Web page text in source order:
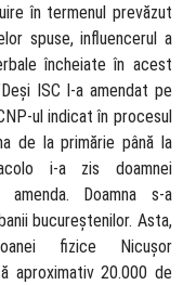
în termenul prevăzut
spuse, influencerul a
încheiate în acest
ISC l-a amendat pe
ul indicat în procesul
de la primărie până la
i-a zis doamnei
amenda. Doamna s-a
bucureștenilor. Asta,
fizice Nicușor
aproximativ 20.000 de